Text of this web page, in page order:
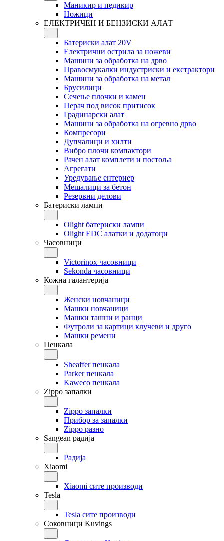
Маникир и педикир
Ножици
ЕЛЕКТРИЧЕН И БЕНЗИСКИ АЛАТ
Батериски алат 20V
Електрични острила за ножеви
Машини за обработка на дрво
Правосмукалки индустриски и екстрактори
Машини за обработка на метал
Брусилици
Сечење плочки и камен
Перач под висок притисок
Градинарски алат
Машини за обработка на огревно дрво
Компресори
Дупчалици и хилти
Вибро плочи компактори
Рачен алат комплети и постоља
Агрегати
Уредување ентериер
Мешалици за бетон
Резервни делови
Батериски лампи
Olight батериски лампи
Olight EDC алатки и додатоци
Часовници
Victorinox часовници
Sekonda часовници
Кожна галантерија
Женски новчаници
Машки новчаници
Машки ташни и ранци
Футроли за картици клучеви и друго
Машки ремени
Пенкала
Sheaffer пенкала
Parker пенкала
Kaweco пенкала
Zippo запалки
Zippo запалки
Прибор за запалки
Zippo разно
Sangean радија
Радија
Xiaomi
Xiaomi сите производи
Tesla
Tesla сите производи
Соковници Kuvings